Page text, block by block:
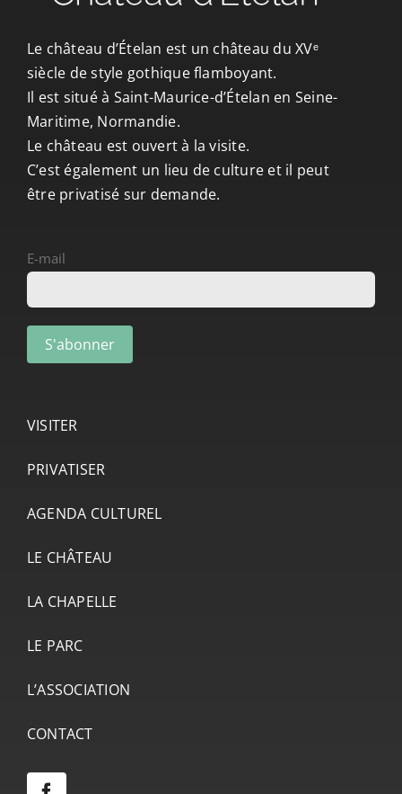
Le château d’Ételan est un château du XVᵉ
siècle de style gothique flamboyant.
Il est situé à Saint-Maurice-d’Ételan en Seine-
Maritime, Normandie.
Le château est ouvert à la visite.
C’est également un lieu de culture et il peut
être privatisé sur demande.
E-mail
VISITER
PRIVATISER
AGENDA CULTUREL
LE CHÂTEAU
LA CHAPELLE
LE PARC
L’ASSOCIATION
CONTACT